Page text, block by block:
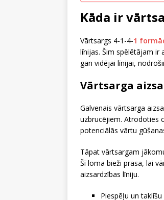
Kāda ir
Vārtsargs 4-1-4-1
līnijas. Šim spēlētājam ir
gan vidējai līnijai,
Vārtsarga
Galvenais vārtsarga
uzbrucējiem. Atrodoties
potenciālās vārtu
Tāpat vārtsargam
Šī loma bieži prasa, lai
aizsardzības līniju.
Piespēļu un